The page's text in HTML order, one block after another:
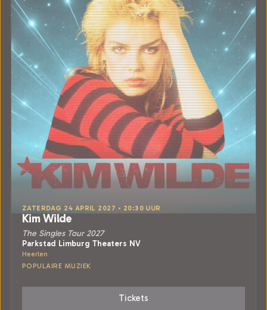
ZATERDAG 24 APRIL 2027 • 20:30 UUR
Kim Wilde
The Singles Tour 2027
Parkstad Limburg Theaters NV
Heerlen
POPULAIRE MUZIEK
Tickets